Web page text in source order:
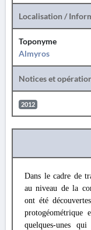
Localisation /
Toponyme
Almyros
Notices et
2012
Dans le cadre de
au niveau de la
ont été
quelques-unes